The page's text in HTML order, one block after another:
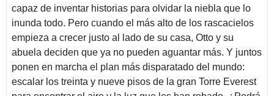
capaz de inventar historias para olvidar la niebla que lo
inunda todo. Pero cuando el más alto de los rascacielos
empieza a crecer justo al lado de su casa, Otto y su
abuela deciden que ya no pueden aguantar más. Y juntos
ponen en marcha el plan más disparatado del mundo:
escalar los treinta y nueve pisos de la gran Torre Everest